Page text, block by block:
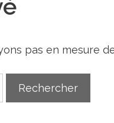
pas en mesure